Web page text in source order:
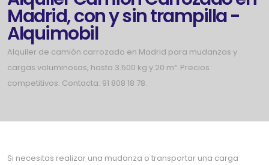
Madrid, con y sin trampilla -
Alquimobil
Alquiler de camión carrozado en Madrid para mudanzas y
cargas voluminosas, hasta 3.500 kg y 20 m³. Precios
competitivos. Contacta: 91 808 18 78.
Si necesitas realizar una mudanza o transportar una carga